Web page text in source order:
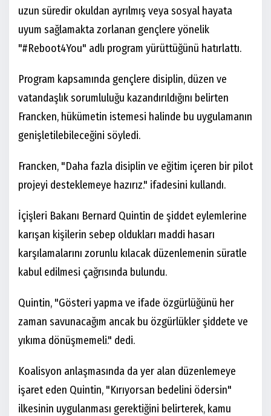
uzun süredir okuldan ayrılmış veya sosyal hayata
uyum sağlamakta zorlanan gençlere yönelik
"#Reboot4You" adlı program yürüttüğünü hatırlattı.
Program kapsamında gençlere disiplin, düzen ve
vatandaşlık sorumluluğu kazandırıldığını belirten
Francken, hükümetin istemesi halinde bu uygulamanın
genişletilebileceğini söyledi.
Francken, "Daha fazla disiplin ve eğitim içeren bir pilot
projeyi desteklemeye hazırız." ifadesini kullandı.
İçişleri Bakanı Bernard Quintin de şiddet eylemlerine
karışan kişilerin sebep oldukları maddi hasarı
karşılamalarını zorunlu kılacak düzenlemenin süratle
kabul edilmesi çağrısında bulundu.
Quintin, "Gösteri yapma ve ifade özgürlüğünü her
zaman savunacağım ancak bu özgürlükler şiddete ve
yıkıma dönüşmemeli." dedi.
Koalisyon anlaşmasında da yer alan düzenlemeye
işaret eden Quintin, "Kırıyorsan bedelini ödersin"
ilkesinin uygulanması gerektiğini belirterek, kamu